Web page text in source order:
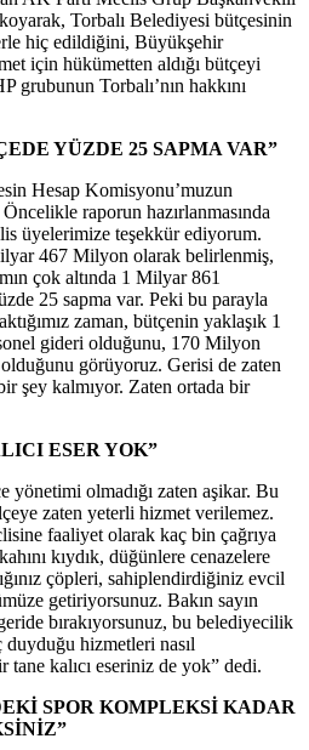
Torbalı Belediyesi bütçesinin
hiç edildiğini, Büyükşehir
için hükümetten aldığı bütçeyi
grubunun Torbalı’nın hakkını
YÜZDE 25 SAPMA VAR”
Hesap Komisyonu’muzun
raporun hazırlanmasında
üyelerimize teşekkür ediyorum.
467 Milyon olarak belirlenmiş,
çok altında 1 Milyar 861
25 sapma var. Peki bu parayla
zaman, bütçenin yaklaşık 1
gideri olduğunu, 170 Milyon
görüyoruz. Gerisi de zaten
şey kalmıyor. Zaten ortada bir
ESER YOK”
yönetimi olmadığı zaten aşikar. Bu
zaten yeterli hizmet verilemez.
faaliyet olarak kaç bin çağrıya
kıydık, düğünlere cenazelere
çöpleri, sahiplendirdiğiniz evcil
getiriyorsunuz. Bakın sayın
bırakıyorsunuz, bu belediyecilik
duyduğu hizmetleri nasıl
tane kalıcı eseriniz de yok” dedi.
SPOR KOMPLEKSİ KADAR